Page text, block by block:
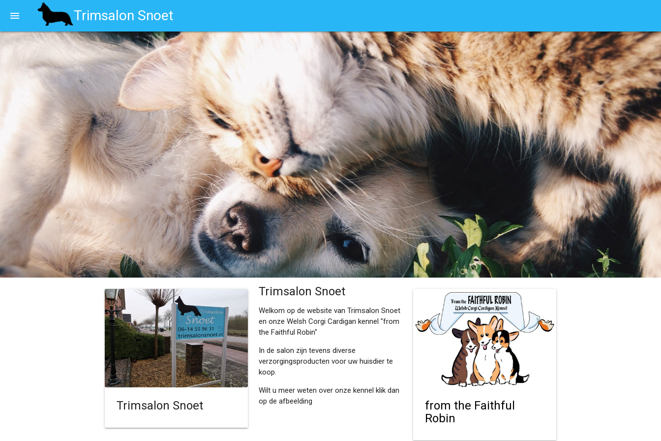
Trimsalon Snoet
menu
Trimsalon Snoet
Trimsalon Snoet
Welkom op de website van Trimsalon Snoet
en onze Welsh Corgi Cardigan kennel "from
the Faithful Robin"
In de salon zijn tevens diverse
verzorgingsproducten voor uw huisdier te
koop.
Wilt u meer weten over onze kennel klik dan
op de afbeelding
from the Faithful
Robin